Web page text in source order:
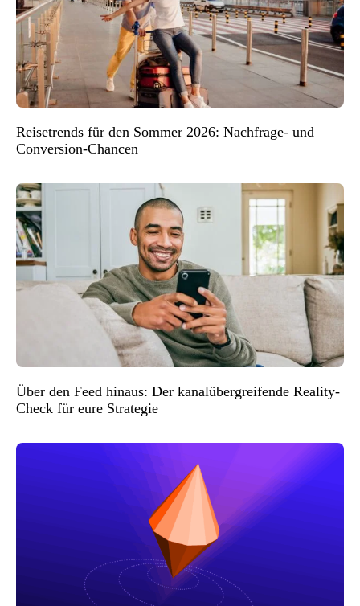
Reisetrends für den Sommer 2026: Nachfrage- und
Conversion-Chancen
Über den Feed hinaus: Der kanalübergreifende Reality-
Check für eure Strategie